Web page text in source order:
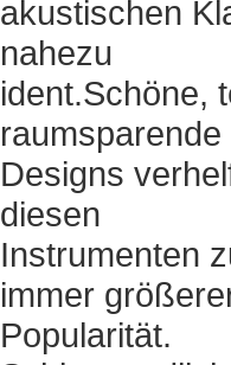
akustischen
nahezu
ident.Schöne,
raumsparende
Designs
diesen
Instrumenten
immer
Popularität.